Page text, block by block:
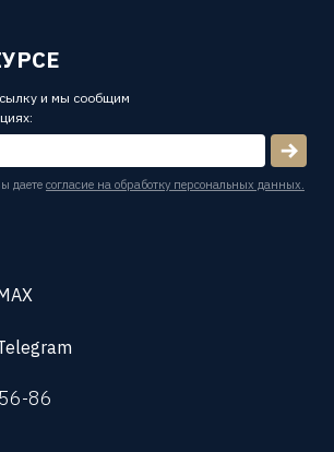
и мы сообщим
даете согласие на обработку персональных данных.
86